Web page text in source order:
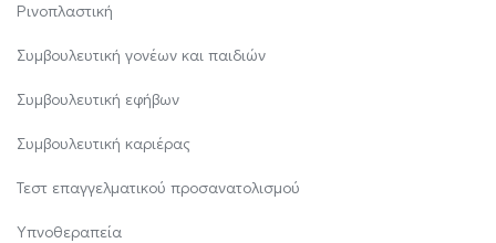
Ρινοπλαστική
Συμβουλευτική γονέων και παιδιών
Συμβουλευτική εφήβων
Συμβουλευτική καριέρας
Τεστ επαγγελματικού προσανατολισμού
Υπνοθεραπεία